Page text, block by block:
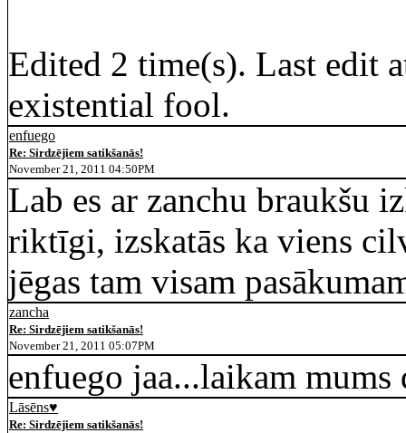
Edited 2 time(s). Last edit
existential fool.
enfuego
Re: Sirdzējiem satikšanās!
November 21, 2011 04:50PM
Lab es ar zanchu braukšu
riktīgi, izskatās ka viens
jēgas tam visam
zancha
Re: Sirdzējiem satikšanās!
November 21, 2011 05:07PM
enfuego jaa...laikam mums
Lāsēns♥
Re: Sirdzējiem satikšanās!